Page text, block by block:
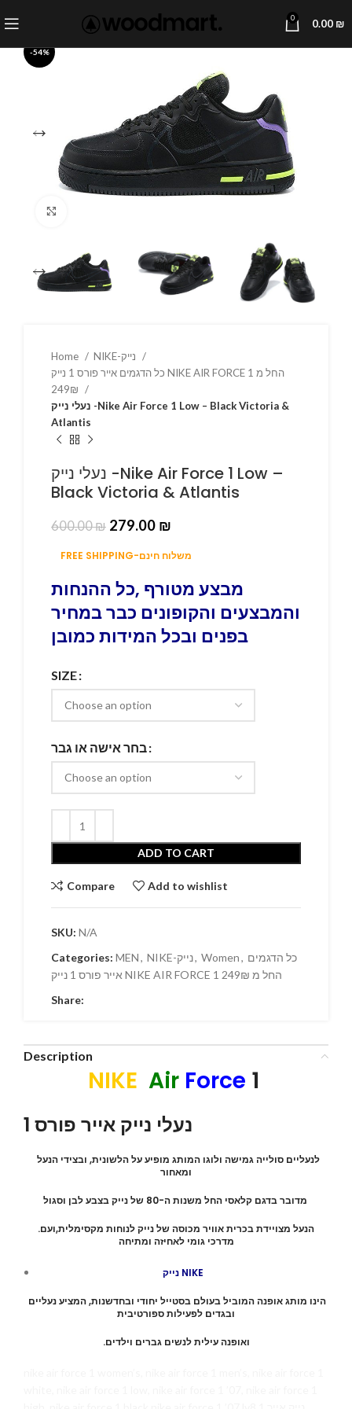
0 0.00 ₪
-54%
Home
כל הדגמים אייר פורס 1 נייק NIKE AIR FORCE 1 החל מ
נעלי נייק -Nike Air Force 1 Low – Black Victoria &
Atlantis
נעלי נייק -Nike Air Force 1 Low –
Black Victoria & Atlantis
600.00₪ 279.00 ₪
FREE SHIPPING-משלוח חינם
מבצע מטורף ,כל ההנחות
והמבצעים והקופונים כבר במחיר
בפנים ובכל המידות כמובן
SIZE
בחר אישה או גבר
ADD TO CART
Compare Add to wishlist
SKU: N/A
Categories: MEN, NIKE-נייק, Women, כל הדגמים
אייר פורס 1 נייק NIKE AIR FORCE 1 החל מ 249₪
Share:
Description
NIKE Air Force 1
ומאחור
.הנעל מצויידת בכרית אוויר מכוסה של נייק לנוחות מקסימלית,ועם
מדרכי גומי לאחיזה ומתיחה
נייק NIKE
ובגדים לפעילות ספורטיבית
.ואופנה עילית לנשים גברים וילדים